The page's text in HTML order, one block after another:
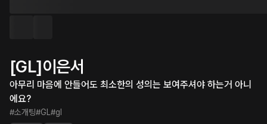
[GL]이은서
아무리 마음에 안들어도 최소한의 성의는 보여주셔야 하는거 아니
에요?
#소개팅#GL #gl